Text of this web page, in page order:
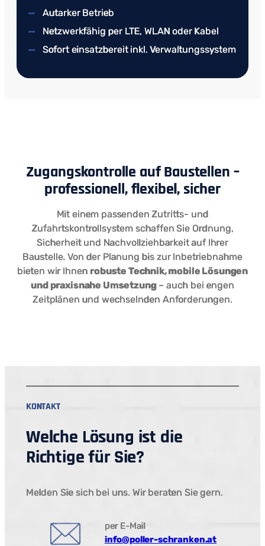
Autarker Betrieb
Netzwerkfähig per LTE, WLAN oder Kabel
Sofort einsatzbereit inkl. Verwaltungssystem
Zugangskontrolle auf Baustellen –
professionell, flexibel, sicher
Mit einem passenden Zutritts- und
Zufahrtskontrollsystem schaffen Sie Ordnung,
Sicherheit und Nachvollziehbarkeit auf Ihrer
Baustelle. Von der Planung bis zur Inbetriebnahme
bieten wir Ihnen robuste Technik, mobile Lösungen
und praxisnahe Umsetzung– auch bei engen
Zeitplänen und wechselnden Anforderungen.
KONTAKT
Welche Lösung ist die
Richtige für Sie?
Melden Sie sich bei uns. Wir beraten Sie gern.
per E-Mail
info@poller-schranken.at